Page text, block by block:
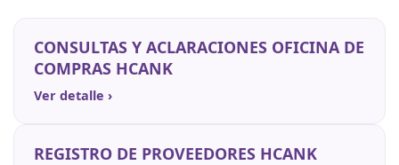
CONSULTAS Y ACLARACIONES OFICINA DE
COMPRAS HCANK
Ver detalle ›
REGISTRO DE PROVEEDORES HCANK